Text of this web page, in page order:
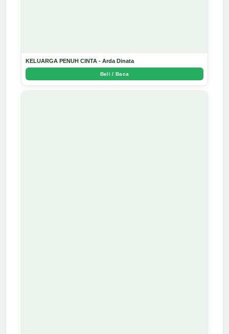
KELUARGA PENUH CINTA - Arda Dinata
Beli / Baca